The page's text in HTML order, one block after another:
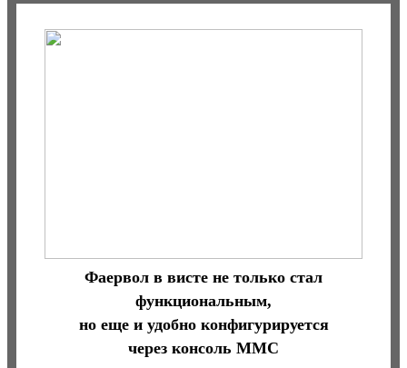
Фаервол в висте не только стал
функциональным,
но еще и удобно конфигурируется
через консоль MMC